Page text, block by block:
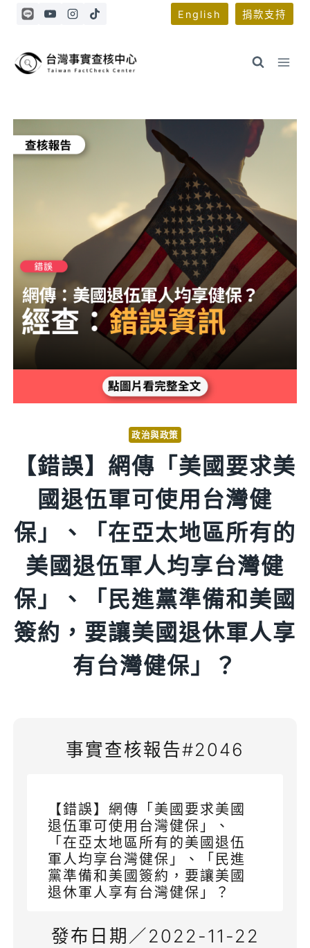
Skip
English 捐款支持
政治與政策
【錯誤】網傳「美國要求美
國退伍軍可使用台灣健
保」、「在亞太地區所有的
美國退伍軍人均享台灣健
保」、「民進黨準備和美國
簽約，要讓美國退休軍人享
有台灣健保」？
事實查核報告#2046
【錯誤】網傳「美國要求美國
退伍軍可使用台灣健保」、
「在亞太地區所有的美國退伍
軍人均享台灣健保」、「民進
黨準備和美國簽約，要讓美國
退休軍人享有台灣健保」？
發布日期／2022-11-22